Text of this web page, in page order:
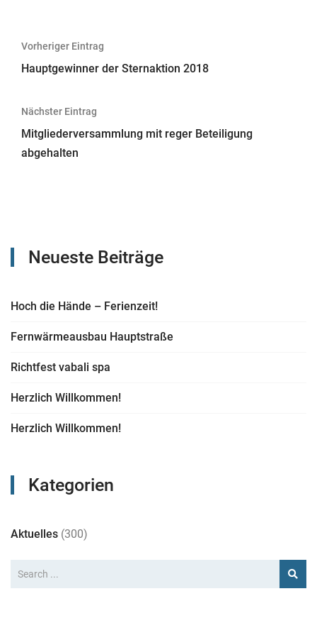
Beitragsnavigation
Vorheriger Eintrag
Hauptgewinner der Sternaktion 2018
Nächster Eintrag
Mitgliederversammlung mit reger Beteiligung
abgehalten
Neueste Beiträge
Hoch die Hände – Ferienzeit!
Fernwärmeausbau Hauptstraße
Richtfest vabali spa
Herzlich Willkommen!
Herzlich Willkommen!
Kategorien
Aktuelles (300)